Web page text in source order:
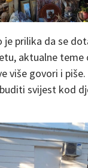
je prilika da se
aktualne teme
više govori i
svijest kod